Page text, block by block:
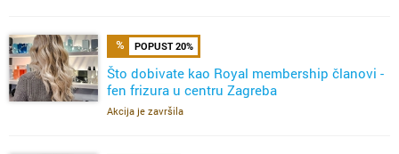
POPUST 20%
Što dobivate kao Royal membership članovi -
fen frizura u centru Zagreba
Akcija je završila